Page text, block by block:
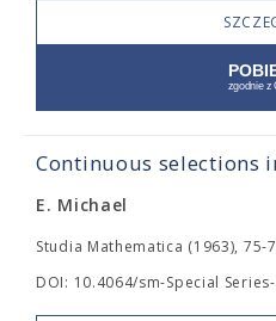
Continuous selections
E. Michael
Studia Mathematica (1963), 75-
DOI: 10.4064/sm-Special